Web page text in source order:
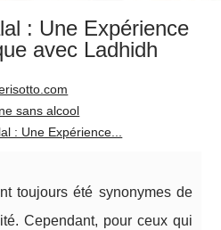
: Une Expérience
avec Ladhidh
sans alcool
: Une Expérience...
toujours été synonymes de
Cependant, pour ceux qui